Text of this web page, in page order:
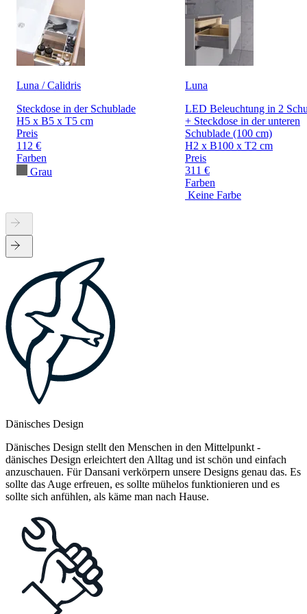
Luna / Calidris
Steckdose in der Schublade
H5 x B5 x T5 cm
Preis
112 €
Farben
Grau
Luna
LED Beleuchtung in 2
+ Steckdose in der unteren
Schublade (100 cm)
H2 x B100 x T2 cm
Preis
311 €
Farben
Keine Farbe
Dänisches Design
Dänisches Design stellt den Menschen in den Mittelpunkt -
dänisches Design erleichtert den Alltag und ist schön und einfach
anzuschauen. Für Dansani verkörpern unsere Designs genau das. Es
sollte das Auge erfreuen, es sollte mühelos funktionieren und es
sollte sich anfühlen, als käme man nach Hause.